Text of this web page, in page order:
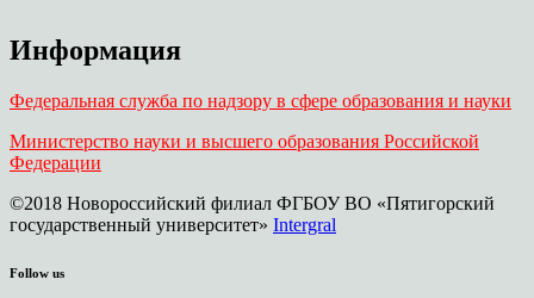
Информация
Федеральная служба по надзору в сфере образования и науки
Министерство науки и высшего образования Российской
Федерации
©2018 Новороссийский филиал ФГБОУ ВО «Пятигорский
государственный университет» Intergral
Follow us